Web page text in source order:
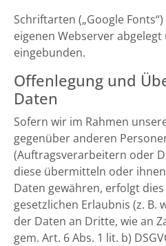
Schriftarten („Google
eigenen Webserver
eingebunden.
Offenlegung und
Daten
Sofern wir im Rahmen
gegenüber anderen
(Auftragsverarbeitern oder
diese übermitteln oder
Daten gewähren, erfolgt
gesetzlichen Erlaubnis (z.
der Daten an Dritte, wie an
gem. Art. 6 Abs. 1 lit. b)